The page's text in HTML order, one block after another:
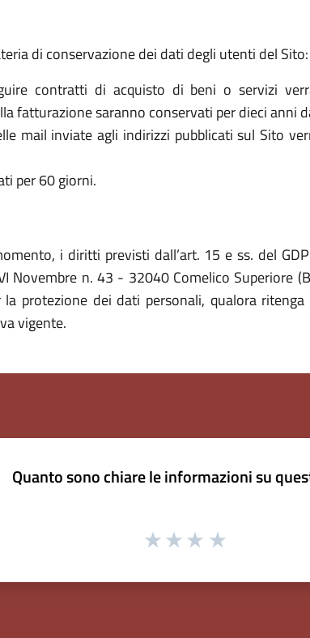
di conservazione dei dati degli utenti del Sito:
contratti di acquisto di beni o servizi
fatturazione saranno conservati per dieci anni
mail inviate agli indirizzi pubblicati sul Sito
per 60 giorni.
i diritti previsti dall’art. 15 e ss. del
Novembre n. 43 - 32040 Comelico Superiore
protezione dei dati personali, qualora
vigente.
Quanto sono chiare le informazioni su